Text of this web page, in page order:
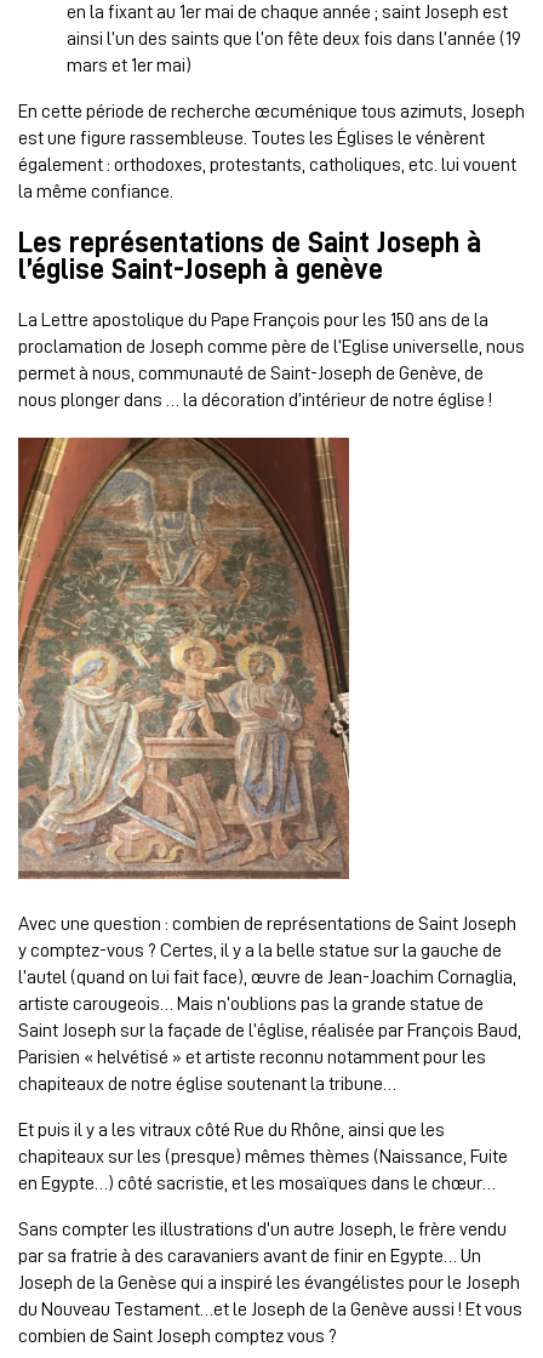
en la fixant au 1er mai de chaque année ; saint Joseph est
ainsi l’un des saints que l’on fête deux fois dans l’année (19
mars et 1er mai)
En cette période de recherche œcuménique tous azimuts, Joseph
est une figure rassembleuse. Toutes les Églises le vénèrent
également : orthodoxes, protestants, catholiques, etc. lui vouent
la même confiance.
Les représentations de Saint Joseph à
l’église Saint-Joseph à genève
La Lettre apostolique du Pape François pour les 150 ans de la
proclamation de Joseph comme père de l’Eglise universelle, nous
permet à nous, communauté de Saint-Joseph de Genève, de
nous plonger dans … la décoration d’intérieur de notre église !
Avec une question : combien de représentations de Saint Joseph
y comptez-vous ? Certes, il y a la belle statue sur la gauche de
l’autel (quand on lui fait face), œuvre de Jean-Joachim Cornaglia,
artiste carougeois… Mais n’oublions pas la grande statue de
Saint Joseph sur la façade de l’église, réalisée par François Baud,
Parisien « helvétisé » et artiste reconnu notamment pour les
chapiteaux de notre église soutenant la tribune…
Et puis il y a les vitraux côté Rue du Rhône, ainsi que les
chapiteaux sur les (presque) mêmes thèmes (Naissance, Fuite
en Egypte…) côté sacristie, et les mosaïques dans le chœur…
Sans compter les illustrations d’un autre Joseph, le frère vendu
par sa fratrie à des caravaniers avant de finir en Egypte… Un
Joseph de la Genèse qui a inspiré les évangélistes pour le Joseph
du Nouveau Testament…et le Joseph de la Genève aussi ! Et vous
combien de Saint Joseph comptez vous ?